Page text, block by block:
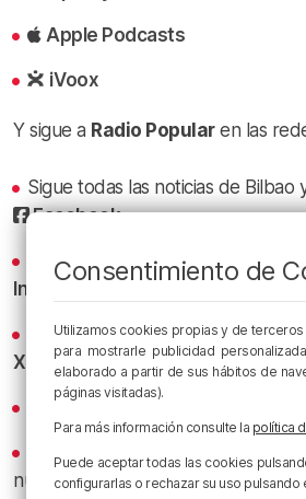
Apple Podcasts
iVoox
Y sigue a Radio Popularen las
Sigue todas las noticias de Bilbao
Facebook
Conoce la radio desde dentro
Instagram
Los titulares y los bacalaos del
X
Revive los mejores bacalaos en
Recibe las actualizaciones de
nuestras noticias en nuestro
Consentimiento de
Utilizamos cookies propias y de terceros
para mostrarle publicidad
elaborado a partir de sus hábitos de
páginas visitadas).
Para más información consulte la política
Puede aceptar todas las cookies
configurarlas o rechazar su uso pulsando